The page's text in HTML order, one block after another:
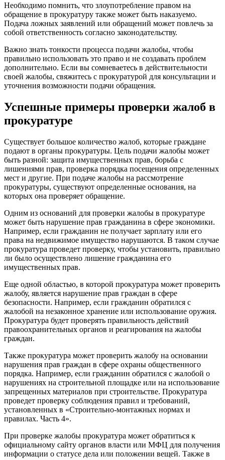
Необходимо помнить, что злоупотребление правом на
обращение в прокуратуру также может быть наказуемо.
Подача ложных заявлений или обращений может повлечь за
собой ответственность согласно законодательству.
Важно знать тонкости процесса подачи жалобы, чтобы
правильно использовать это право и не создавать проблем
дополнительно. Если вы сомневаетесь в действительности
своей жалобы, свяжитесь с прокуратурой для консультации и
уточнения возможности подачи обращения.
Успешные примеры проверки жалоб в
прокуратуре
Существует большое количество жалоб, которые граждане
подают в органы прокуратуры. Цель подачи жалобы может
быть разной: защита имущественных прав, борьба с
лишениями прав, проверка порядка посещения определенных
мест и другие. При подаче жалобы на рассмотрение
прокуратуры, существуют определенные основания, на
которых она проверяет обращение.
Одним из оснований для проверки жалобы в прокуратуре
может быть нарушение прав гражданина в сфере экономики.
Например, если гражданин не получает зарплату или его
права на недвижимое имущество нарушаются. В таком случае
прокуратура проведет проверку, чтобы установить, правильно
ли было осуществлено лишение гражданина его
имущественных прав.
Еще одной областью, в которой прокуратура может проверить
жалобу, является нарушение прав граждан в сфере
безопасности. Например, если гражданин обратился с
жалобой на незаконное хранение или использование оружия.
Прокуратура будет проверять правильность действий
правоохранительных органов и реагирования на жалобы
граждан.
Также прокуратура может проверить жалобу на основании
нарушения прав граждан в сфере охраны общественного
порядка. Например, если гражданин обратился с жалобой о
нарушениях на строительной площадке или на использование
запрещенных материалов при строительстве. Прокуратура
проведет проверку соблюдения правил и требований,
установленных в «Строительно-монтажных нормах и
правилах. Часть 4».
При проверке жалобы прокуратура может обратиться к
официальному сайту органов власти или МФЦ для получения
информации о статусе дела или положении вещей. Также в